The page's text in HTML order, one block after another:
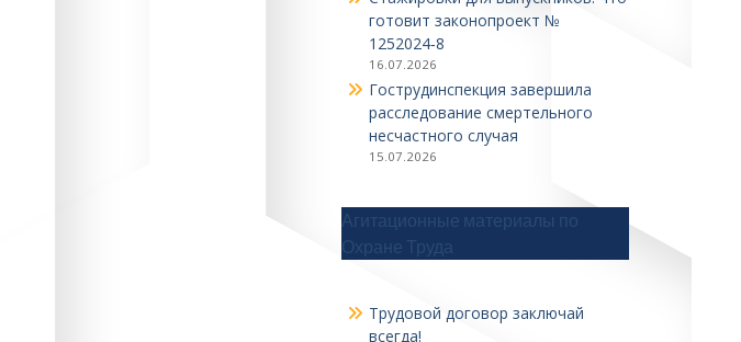
готовит законопроект №
1252024‑8
16.07.2026
Гострудинспекция завершила
расследование смертельного
несчастного случая
15.07.2026
Агитационные материалы по
Охране Труда
Трудовой договор заключай
всегда!